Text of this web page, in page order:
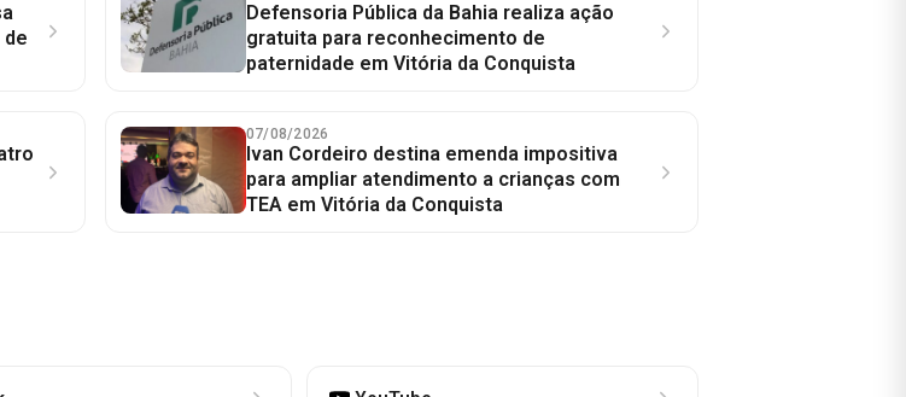
de
Defensoria Pública da Bahia realiza ação
gratuita para reconhecimento de
paternidade em Vitória da Conquista
07/08/2026
Ivan Cordeiro destina emenda impositiva
para ampliar atendimento a crianças com
TEA em Vitória da Conquista